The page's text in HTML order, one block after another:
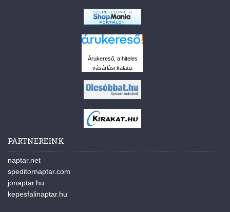
Árukereső, a hiteles
vásárlási kalauz
PARTNEREINK
naptar.net
speditornaptar.com
jonaptar.hu
kepesfalinaptar.hu